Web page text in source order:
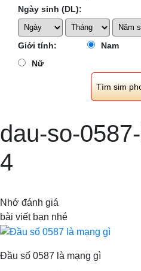
Ngày sinh (DL):
Giới tính:
Nam
Nữ
dau-so-
4
Nhớ đánh giá
bài viết bạn nhé
Đầu số 0587 là mạng gì